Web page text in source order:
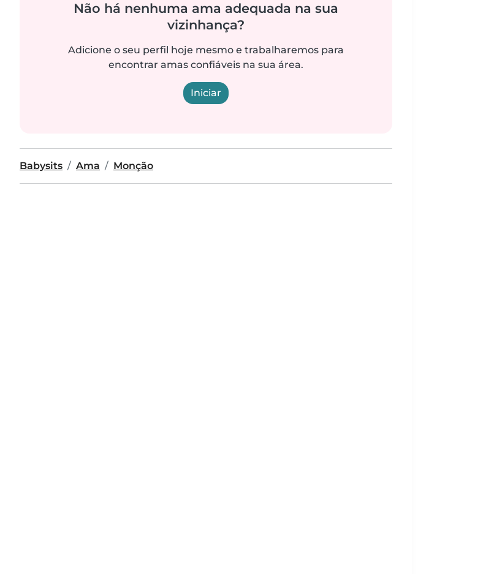
Não há nenhuma ama adequada na sua
vizinhança?
Adicione o seu perfil hoje mesmo e trabalharemos para
encontrar amas confiáveis na sua área.
Iniciar
Babysits Ama Monção